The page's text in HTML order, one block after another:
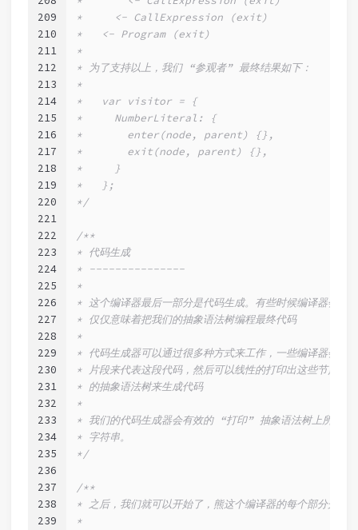
209
210
211
212
213
214
215
216
217
218
219
220
221
222
223
224
225
226
227
228
229
230
231
232
233
234
235
236
237
238
239
*     <- CallExpression (exit)
*   <- Program (exit)
*
* 为了支持以上，我们 “参观者” 最终结果如下：
*
*   var visitor = {
*     NumberLiteral: {
*       enter(node, parent) {},
*       exit(node, parent) {},
*     }
*   };
*/
/**
* 代码生成
* ---------------
*
* 这个编译器最后一部分是代码生成。有些时候编译器会在
* 仅仅意味着把我们的抽象语法树编程最终代码
*
* 代码生成器可以通过很多种方式来工作，一些编译器会
* 片段来代表这段代码，然后可以线性的打印出这些节点，
* 的抽象语法树来生成代码
*
* 我们的代码生成器会有效的 “打印” 抽象语法树上所有不
* 字符串。
*/
/**
* 之后，我们就可以开始了，熊这个编译器的每个部分开始。
*